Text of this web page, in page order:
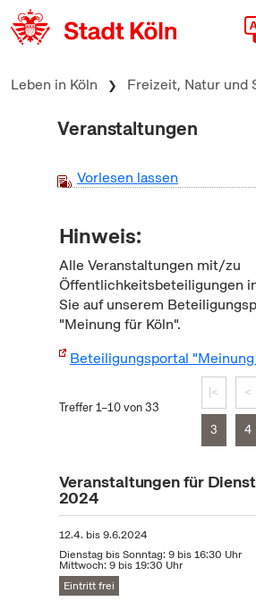
zum Inhalt springen
Leben in Köln Freizeit, Natur und
Veranstaltungen
Vorlesen lassen
Hinweis:
Alle Veranstaltungen mit/zu
Öffentlichkeitsbeteiligungen
Sie auf unserem
"Meinung für Köln".
Beteiligungsportal
Treffer 1–10 von 33
|< <
3 4
Veranstaltungen für
2024
12.4. bis9.6.2024
Dienstag bis Sonntag: 9 bis 16:30 Uhr
Mittwoch: 9 bis 19:30 Uhr
Eintritt frei